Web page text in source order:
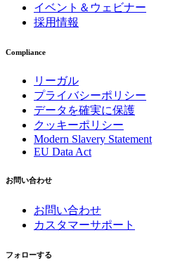
イベント＆ウェビナー
採用情報
Compliance
リーガル
プライバシーポリシー
データを確実に保護
クッキーポリシー
Modern Slavery Statement
EU Data Act
お問い合わせ
お問い合わせ
カスタマーサポート
フォローする